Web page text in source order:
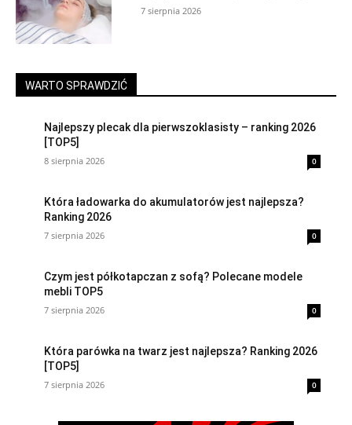
7 sierpnia 2026
WARTO SPRAWDZIĆ
Najlepszy plecak dla pierwszoklasisty – ranking 2026
[TOP5]
8 sierpnia 2026 0
Która ładowarka do akumulatorów jest najlepsza?
Ranking 2026
7 sierpnia 2026 0
Czym jest półkotapczan z sofą? Polecane modele
mebli TOP5
7 sierpnia 2026 0
Która parówka na twarz jest najlepsza? Ranking 2026
[TOP5]
7 sierpnia 2026 0